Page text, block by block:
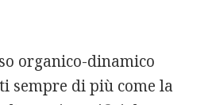
organico-dinamico
sempre di più come la